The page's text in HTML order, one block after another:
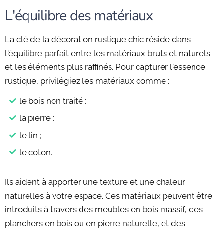
L'équilibre des matériaux
La clé de la décoration rustique chic réside dans
l'équilibre parfait entre les matériaux bruts et naturels
et les éléments plus raffinés. Pour capturer l'essence
rustique, privilégiez les matériaux comme :
le bois non traité ;
la pierre ;
le lin ;
le coton.
Ils aident à apporter une texture et une chaleur
naturelles à votre espace. Ces matériaux peuvent être
introduits à travers des meubles en bois massif, des
planchers en bois ou en pierre naturelle, et des